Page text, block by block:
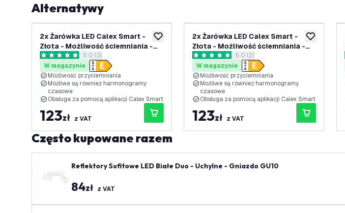
Alternatywy
dodaj do listy życzeń
2x Żarówka LED Calex Smart -
Złota - Możliwość ściemniania -
E27 - 7W - 1800K-3000K
otwórz panel recenzji
5 Gwiazdki oceny5.0 (3)
W magazynie
Możliwość przyciemniania
Możliwe są również harmonogramy
czasowe
Obsługa za pomocą aplikacji Calex Smart
123zł z VAT
dodaj do
2x Żarówka LED Calex Smart -
Złota - Możliwość ściemniania -
E27 - 7W - 1800K-3000K
otwórz panel recenzji
5 Gwiazdki oceny5.0 (2)
W magazynie
Możliwość przyciemniania
Możliwe są również harmonogramy
czasowe
Obsługa za pomocą aplikacji Calex Smart
123zł z VAT
Często kupowane razem
Reflektory Sufitowe LED Białe Duo - Uchylne - Gniazdo GU10
84zł z VAT